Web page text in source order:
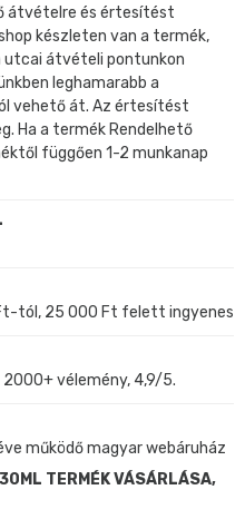
átvételre és értesítést
készleten van a termék,
utcai átvételi pontunkon
leghamarabb a
vehető át. Az értesítést
Ha a termék Rendelhető
függően 1-2 munkanap
tól, 25 000 Ft felett ingyenes
2000+ vélemény, 4,9/5.
működő magyar webáruház
TERMÉK VÁSÁRLÁSA,